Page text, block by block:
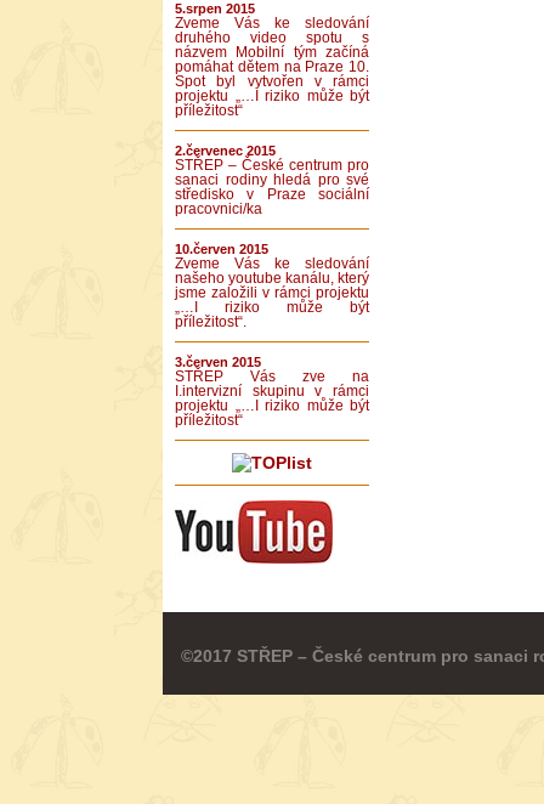
5.srpen 2015
Zveme Vás ke sledování
druhého video spotu s
názvem Mobilní tým začíná
pomáhat dětem na Praze 10.
Spot byl vytvořen v rámci
projektu „…I riziko může být
příležitost“
2.červenec 2015
STŘEP – České centrum pro
sanaci rodiny hledá pro své
středisko v Praze sociální
pracovnici/ka
10.červen 2015
Zveme Vás ke sledování
našeho youtube kanálu, který
jsme založili v rámci projektu
„…I riziko může být
příležitost“.
3.červen 2015
STŘEP Vás zve na
I.intervizní skupinu v rámci
projektu „…I riziko může být
příležitost“
©2017 STŘEP – České centrum pro sanaci